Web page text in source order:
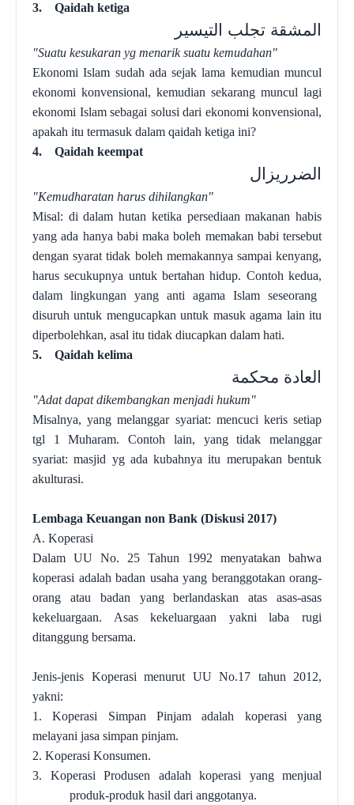
3.
Qaidah ketiga
المشقة تجلب التيسير
"Suatu kesukaran yg menarik suatu kemudahan"
Ekonomi Islam sudah ada sejak lama kemudian muncul
ekonomi konvensional, kemudian sekarang muncul lagi
ekonomi Islam sebagai solusi dari ekonomi konvensional,
apakah itu termasuk dalam qaidah ketiga ini?
4.
Qaidah keempat
الضرريزال
"Kemudharatan harus dihilangkan"
Misal: di dalam hutan ketika persediaan makanan habis
yang ada hanya babi maka boleh memakan babi tersebut
dengan syarat tidak boleh memakannya sampai kenyang,
harus secukupnya untuk bertahan hidup. Contoh kedua,
dalam lingkungan yang anti agama Islam seseorang
disuruh untuk mengucapkan untuk masuk agama lain itu
diperbolehkan, asal itu tidak diucapkan dalam hati.
5.
Qaidah kelima
العادة محكمة
"Adat dapat dikembangkan menjadi hukum"
Misalnya, yang melanggar syariat: mencuci keris setiap
tgl 1 Muharam.Contoh lain, yang tidak melanggar
syariat: masjid yg ada kubahnya itu merupakan bentuk
akulturasi.
Lembaga Keuangan non Bank (Diskusi 2017)
A. Koperasi
Dalam UU No. 25 Tahun 1992 menyatakan bahwa
koperasi adalah badan usaha yang beranggotakan orang-
orang atau badan yang berlandaskan atas asas-asas
kekeluargaan.
Asas kekeluargaan yakni laba rugi
ditanggung bersama.
Jenis-jenis Koperasi menurut UU No.17 tahun 2012,
yakni:
1. Koperasi Simpan Pinjam adalah koperasi yang
melayani jasa simpan pinjam.
2. Koperasi Konsumen.
3.
Koperasi Produsen adalah koperasi yang menjual
produk-produk hasil dari anggotanya.